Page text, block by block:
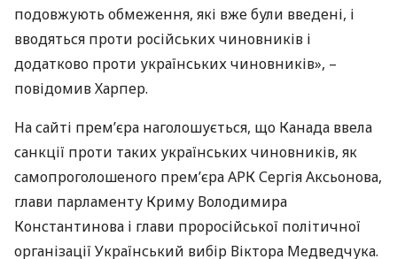
подовжують обмеження, які вже були введені, і
вводяться проти російських чиновників і
додатково проти українських чиновників», –
повідомив Харпер.
На сайті прем’єра наголошується, що Канада ввела
санкції проти таких українських чиновників, як
самопроголошеного прем’єраАРКСергія Аксьонова,
глави парламенту Криму Володимира
Константинова і глави проросійської політичної
організації Український вибір Віктора Медведчука.